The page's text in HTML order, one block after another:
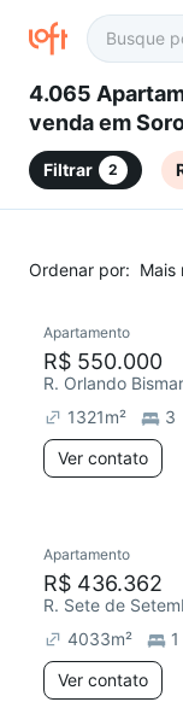
4.065
venda em
Filtrar 2
Ordenar por: Mais
Redecorar
Apartamento
R$ 550.000
R. Orlando
1321m² 3
Ver contato
Redecorar
Apartamento
R$ 436.362
R. Sete de
4033m² 1
Ver contato